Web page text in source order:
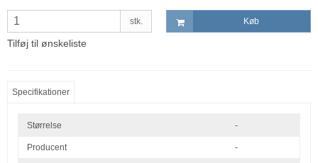
stk. Køb
Tilføj til ønskeliste
Specifikationer
Størrelse -
Producent -